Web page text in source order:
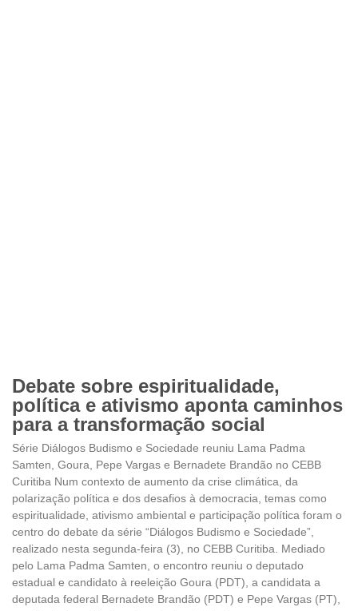
Debate sobre espiritualidade,
política e ativismo aponta caminhos
para a transformação social
Série Diálogos Budismo e Sociedade reuniu Lama Padma
Samten, Goura, Pepe Vargas e Bernadete Brandão no CEBB
Curitiba Num contexto de aumento da crise climática, da
polarização política e dos desafios à democracia, temas como
espiritualidade, ativismo ambiental e participação política foram o
centro do debate da série “Diálogos Budismo e Sociedade”,
realizado nesta segunda-feira (3), no CEBB Curitiba. Mediado
pelo Lama Padma Samten, o encontro reuniu o deputado
estadual e candidato à reeleição Goura (PDT), a candidata a
deputada federal Bernadete Brandão (PDT) e Pepe Vargas (PT),